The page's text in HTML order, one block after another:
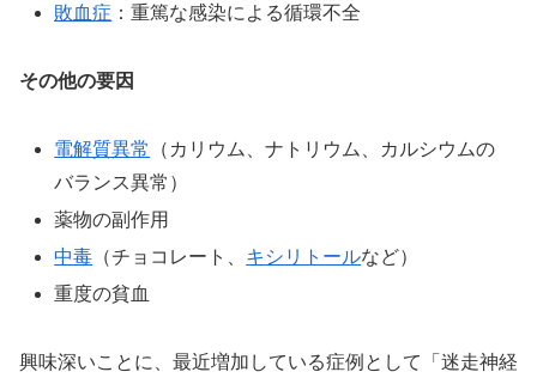
敗血症 ：重篤な感染による循環不全
その他の要因
電解質異常
（カリウム、ナトリウム、カルシウムの
バランス異常）
薬物の副作用
中毒 （チョコレート、 キシリトールなど）
重度の貧血
興味深いことに、最近増加している症例として「迷走神経